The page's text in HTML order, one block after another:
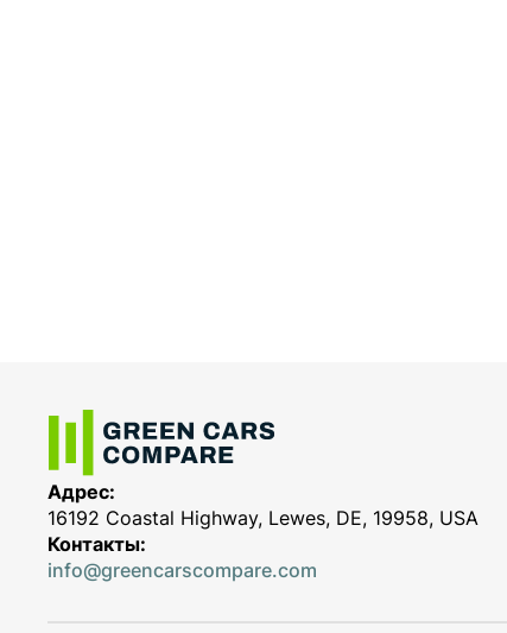
Адрес:
16192 Coastal Highway, Lewes, DE, 19958, USA
Контакты:
info@greencarscompare.com